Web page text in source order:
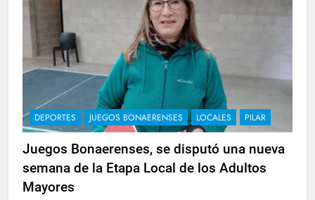
DEPORTES JUEGOS BONAERENSES LOCALES PILAR
Juegos Bonaerenses, se disputó una nueva
semana de la Etapa Local de los Adultos
Mayores